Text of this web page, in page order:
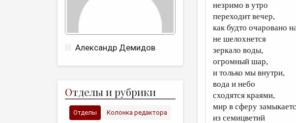
Александр Демидов
Отделы и рубрики
Отделы Колонка редактора
незримо в утро
переходит вечер,
как будто очаровано
не шелохнется
зеркало воды,
огромный шар,
и только мы внутри,
вода и небо
сходятся краями,
мир в сферу
из семицветий